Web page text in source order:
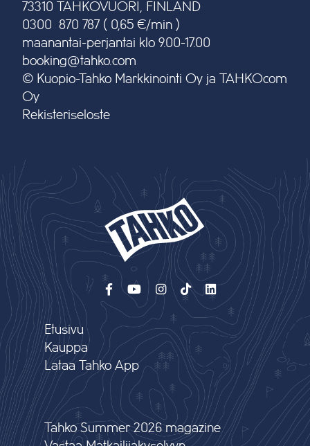
73310 TAHKOVUORI, FINLAND
0300 870 787 ( 0,65 €/min )
maanantai-perjantai klo 9.00-17.00
booking@tahko.com
© Kuopio-Tahko Markkinointi Oy ja TAHKOcom
Oy
Rekisteriseloste
Etusivu
Kauppa
Lataa Tahko App
Tahko Summer 2026 magazine